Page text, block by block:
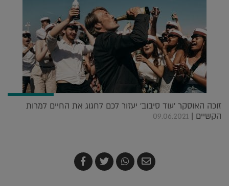
זוכה האוסקר 'עוד סיבוב' יעזור לכם לחגוג את החיים למרות
הקשיים | 09.06.2021
שלח
בדואר
שתף
ב-
צייץ
ב-
שתף
ב-